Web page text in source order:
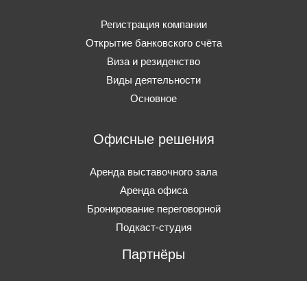
Регистрация компании
Открытие банковского счёта
Виза и резиденство
Виды деятельности
Основное
Офисные решения
Аренда выставочного зала
Аренда офиса
Бронирование переговорной
Подкаст-студия
Партнёры